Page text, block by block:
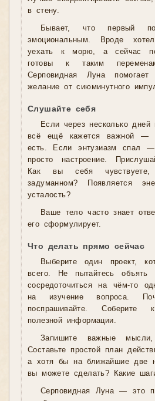
в стену.
Бывает, что первый
эмоциональным. Вроде
уехать к морю, а сейчас
готовы к таким
Серповидная Луна помогает
желание от сиюминутного
Слушайте себя
Если через несколько дней
всё ещё кажется важной —
есть. Если энтузиазм спал
просто настроение.
Как вы себя
задуманном? Появляется
усталость?
Ваше тело часто знает
его сформулирует.
Что делать прямо сейчас
Выберите один проект,
всего. Не пытайтесь
сосредоточиться на чём-то
на изучение вопроса.
поспрашивайте.
полезной информации.
Запишите важные
Составьте простой план
а хотя бы на ближайшие две
вы можете сделать? Какие
Серповидная Луна — это